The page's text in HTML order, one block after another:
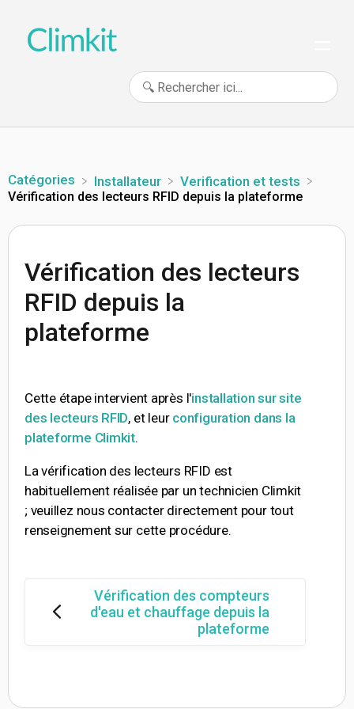
Catégories ​Installateur ​Verification et tests
Vérification des lecteurs RFID depuis la plateforme
Vérification des lecteurs
RFID depuis la
plateforme
Cette étape intervient après l'installation sur site
des lecteurs RFID, et leur configuration dans la
plateforme Climkit.
La vérification des lecteurs RFID est
habituellement réalisée par un technicien Climkit
; veuillez nous contacter directement pour tout
renseignement sur cette procédure.
Vérification des compteurs
d'eau et chauffage depuis la
plateforme